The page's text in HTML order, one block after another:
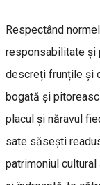
Respectând
responsabilitate și
descreți frunțile și
bogată și
placul și năravul
sate săsești
patrimoniul